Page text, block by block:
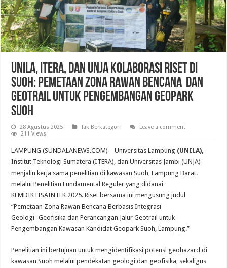
UNILA, ITERA, dan UNJA Kolaborasi Riset di
Suoh: Pemetaan Zona Rawan Bencana dan
Geotrail untuk Pengembangan Geopark
Suoh
28 Agustus 2025 Tak Berkategori
Leave a comment
211 Views
LAMPUNG (SUNDALANEWS.COM) – Universitas Lampung (UNILA),
Institut Teknologi Sumatera (ITERA), dan Universitas Jambi (UNJA)
menjalin kerja sama penelitian di kawasan Suoh, Lampung Barat.
melalui Penelitian Fundamental Reguler yang didanai
KEMDIKTISAINTEK 2025. Riset bersama ini mengusung judul
“Pemetaan Zona Rawan Bencana Berbasis Integrasi
Geologi- Geofisika dan Perancangan Jalur Geotrail untuk
Pengembangan Kawasan Kandidat Geopark Suoh, Lampung.”
Penelitian ini bertujuan untuk mengidentifikasi potensi geohazard di
kawasan Suoh melalui pendekatan geologi dan geofisika, sekaligus